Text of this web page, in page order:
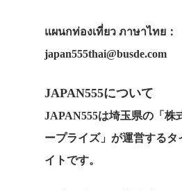
แผนกท่องเที่ยว ภาษาไทย：
japan555thai@busde.com
JAPAN555について
JAPAN555は埼玉県の「株
ープライズ」が運営するタ
イトです。